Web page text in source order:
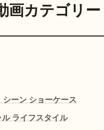
画カテゴリー
シーン ショーケース
ライフスタイル